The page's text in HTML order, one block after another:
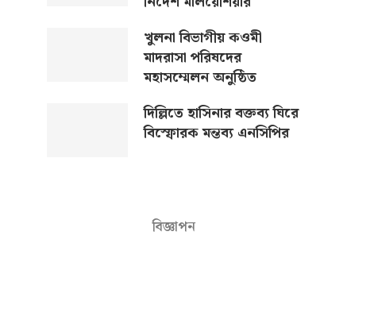
খুলনা বিভাগীয় কওমী
মাদরাসা পরিষদের
মহাসম্মেলন অনুষ্ঠিত
দিল্লিতে হাসিনার বক্তব্য ঘিরে
বিস্ফোরক মন্তব্য এনসিপির
বিজ্ঞাপন